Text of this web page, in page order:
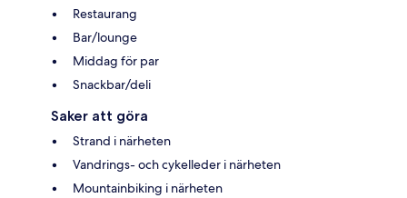
Restaurang
Bar/lounge
Middag för par
Snackbar/deli
Saker att göra
Strand i närheten
Vandrings- och cykelleder i närheten
Mountainbiking i närheten